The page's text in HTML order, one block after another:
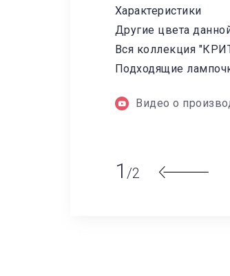
Характеристики
Другие цвета
Вся коллекция
Подходящие
Видео о
1 /2